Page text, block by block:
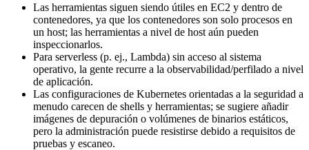
Las herramientas siguen siendo útiles en EC2 y dentro de
contenedores, ya que los contenedores son solo procesos en
un host; las herramientas a nivel de host aún pueden
inspeccionarlos.
Para serverless (p. ej., Lambda) sin acceso al sistema
operativo, la gente recurre a la observabilidad/perfilado a nivel
de aplicación.
Las configuraciones de Kubernetes orientadas a la seguridad a
menudo carecen de shells y herramientas; se sugiere añadir
imágenes de depuración o volúmenes de binarios estáticos,
pero la administración puede resistirse debido a requisitos de
pruebas y escaneo.